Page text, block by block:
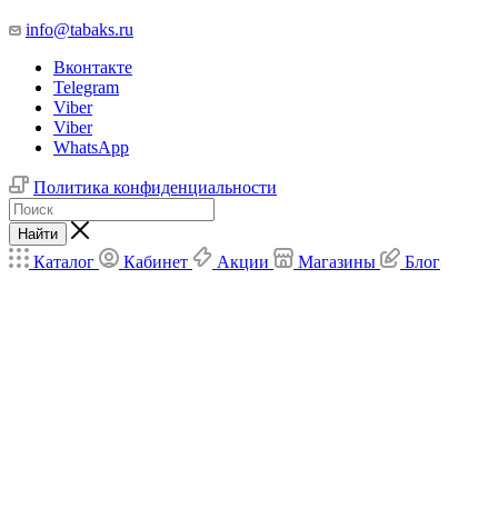
info@tabaks.ru
Вконтакте
Telegram
Viber
Viber
WhatsApp
Политика конфиденциальности
Найти
Каталог Кабинет Акции Магазины Блог